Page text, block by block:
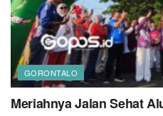
GORONTALO
Meriahnya Jalan Sehat